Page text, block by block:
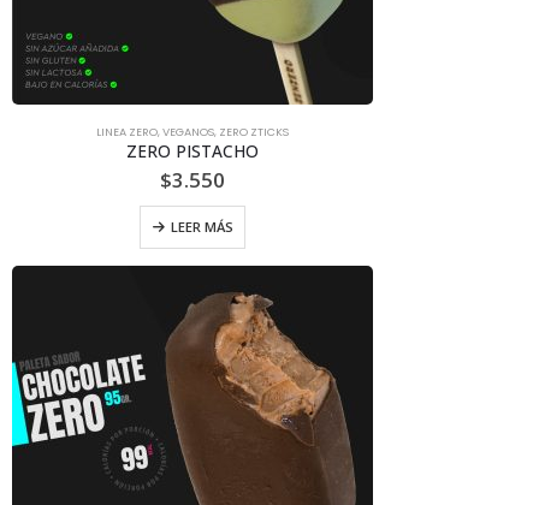
LINEA ZERO,VEGANOS, ZERO ZTICKS
ZERO PISTACHO
$3.550
LEER MÁS